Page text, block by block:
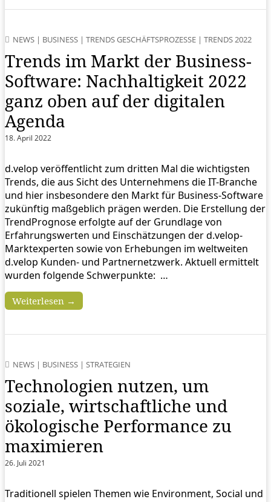
NEWS | BUSINESS | TRENDS GESCHÄFTSPROZESSE | TRENDS 2022
Trends im Markt der Business-
Software: Nachhaltigkeit 2022
ganz oben auf der digitalen
Agenda
18. April 2022
d.velop veröffentlicht zum dritten Mal die wichtigsten
Trends, die aus Sicht des Unternehmens die IT-Branche
und hier insbesondere den Markt für Business-Software
zukünftig maßgeblich prägen werden. Die Erstellung der
TrendPrognose erfolgte auf der Grundlage von
Erfahrungswerten und Einschätzungen der d.velop-
Marktexperten sowie von Erhebungen im weltweiten
d.velop Kunden- und Partnernetzwerk. Aktuell ermittelt
wurden folgende Schwerpunkte: …
Weiterlesen →
NEWS | BUSINESS | STRATEGIEN
Technologien nutzen, um
soziale, wirtschaftliche und
ökologische Performance zu
maximieren
26. Juli 2021
Traditionell spielen Themen wie Environment, Social und